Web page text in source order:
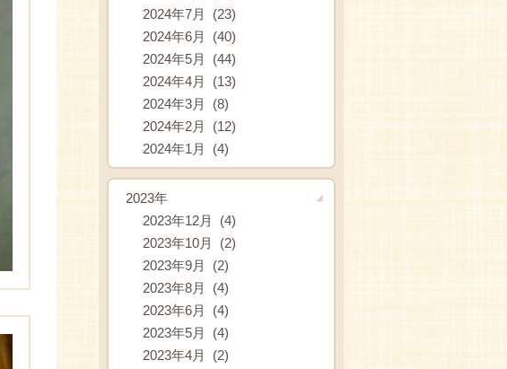
2024年7月 (23)
2024年6月 (40)
2024年5月 (44)
2024年4月 (13)
2024年3月 (8)
2024年2月 (12)
2024年1月 (4)
2023年
2023年12月 (4)
2023年10月 (2)
2023年9月 (2)
2023年8月 (4)
2023年6月 (4)
2023年5月 (4)
2023年4月 (2)